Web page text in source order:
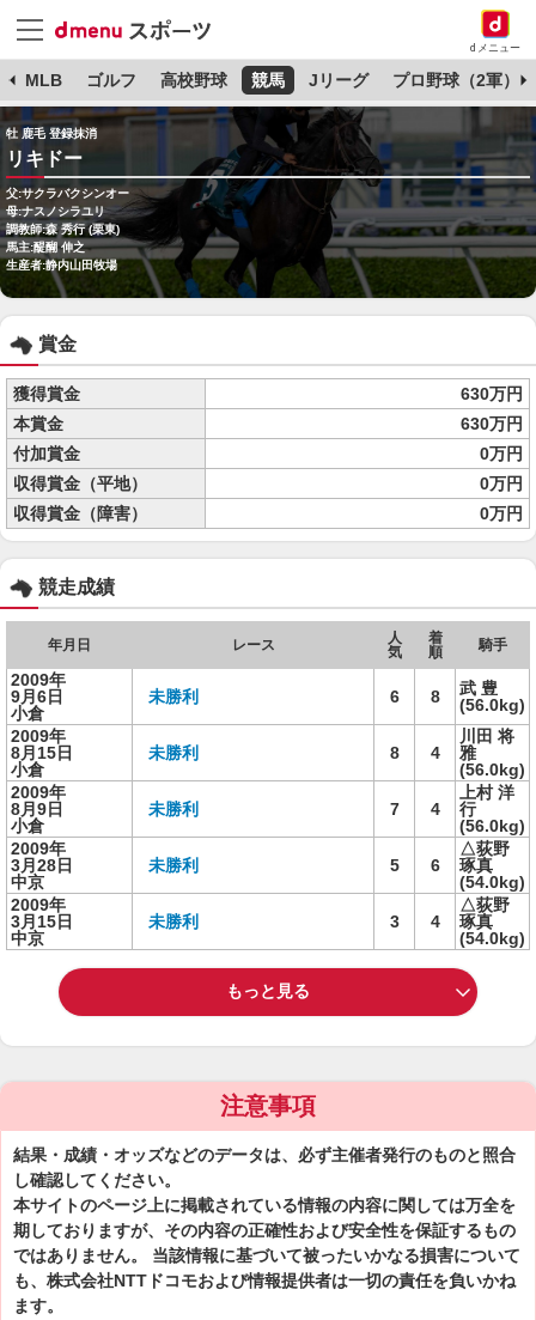
dメニュー
MLB ゴルフ 高校野球 競馬 Jリーグ プロ野球（2軍）
牡 鹿毛 登録抹消
リキドー
父:サクラバクシンオー
母:ナスノシラユリ
調教師:森 秀行 (栗東)
馬主:醍醐 伸之
生産者:静内山田牧場
賞金
獲得賞金
630万円
本賞金
630万円
付加賞金
0万円
収得賞金（平地）
0万円
収得賞金（障害）
0万円
競走成績
年月日 レース
人
気
着
順
騎手
2009年
9月6日
小倉
未勝利 6 8
武 豊
(56.0kg)
2009年
8月15日
小倉
未勝利 8 4
川田 将
雅
(56.0kg)
2009年
8月9日
小倉
未勝利 7 4
上村 洋
行
(56.0kg)
2009年
3月28日
中京
未勝利 5 6
△荻野
琢真
(54.0kg)
2009年
3月15日
中京
未勝利 3 4
△荻野
琢真
(54.0kg)
もっと見る
注意事項
結果・成績・オッズなどのデータは、必ず主催者発行のものと照合
し確認してください。
本サイトのページ上に掲載されている情報の内容に関しては万全を
期しておりますが、その内容の正確性および安全性を保証するもの
ではありません。 当該情報に基づいて被ったいかなる損害について
も、株式会社NTTドコモおよび情報提供者は一切の責任を負いかね
ます。